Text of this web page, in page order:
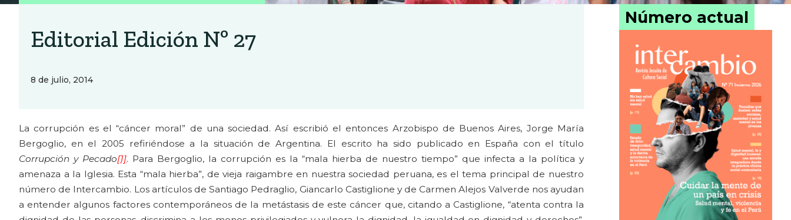
Editorial Edición Nº 27
8 de julio, 2014
La corrupción es el “cáncer moral” de una sociedad. Así escribió el entonces Arzobispo de Buenos Aires, Jorge María
Bergoglio, en el 2005 refiriéndose a la situación de Argentina. El escrito ha sido publicado en España con el título
Corrupción y Pecado[1]. Para Bergoglio, la corrupción es la “mala hierba de nuestro tiempo” que infecta a la política y
amenaza a la Iglesia. Esta “mala hierba”, de vieja raigambre en nuestra sociedad peruana, es el tema principal de nuestro
número de Intercambio. Los artículos de Santiago Pedraglio, Giancarlo Castiglione y de Carmen Alejos Valverde nos ayudan
a entender algunos factores contemporáneos de la metástasis de este cáncer que, citando a Castiglione, “atenta contra la
Número actual